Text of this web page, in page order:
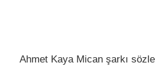
Ahmet Kaya Mican şarkı